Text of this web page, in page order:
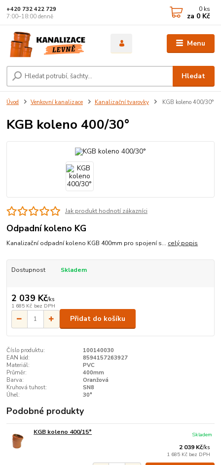
Menu
Hledat
+420 732 422 729
7:00–18:00 denně
0 ks
za 0 Kč
Úvod Venkovní kanalizace Kanalizační tvarovky KGB koleno 400/30°
KGB koleno 400/30°
Jak produkt hodnotí zákazníci
Odpadní koleno KG
Kanalizační odpadní koleno KGB 400mm pro spojení s... celý popis
Dostupnost Skladem
2 039 Kč/ks
1 685 Kč bez DPH
Přidat do košíku
Číslo produktu:
100140030
EAN kód:
8594157263927
Materiál:
PVC
Průměr:
400mm
Barva:
Oranžová
Kruhová tuhost:
SN8
Úhel:
30°
Podobné produkty
KGB koleno 400/15°
2 039 Kč/ks
1 685 Kč bez DPH
Skladem